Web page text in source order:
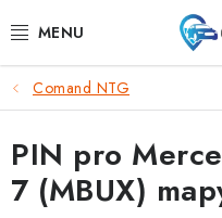
na
AUDI
BMW
FORD
Comand NTG
PIN pro
7 (MBUX)